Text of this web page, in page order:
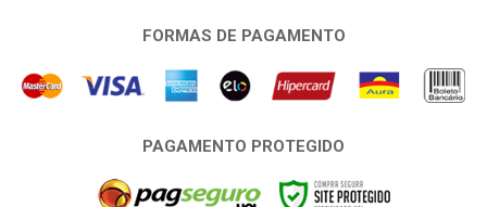
FORMAS DE PAGAMENTO
PAGAMENTO PROTEGIDO